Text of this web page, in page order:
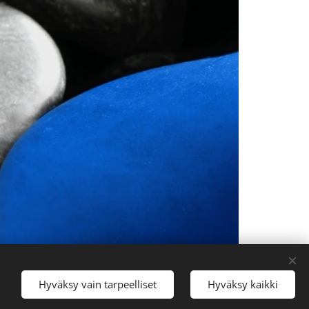
Hyväksy vain tarpeelliset Hyväksy kaikki